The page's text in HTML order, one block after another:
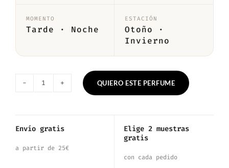
MOMENTO
Tarde · Noche
ESTACIÓN
Otoño ·
Invierno
Inspirado
QUIERO ESTE PERFUME
Envío gratis
a partir de 25€
Elige 2 muestras
gratis
con cada pedido